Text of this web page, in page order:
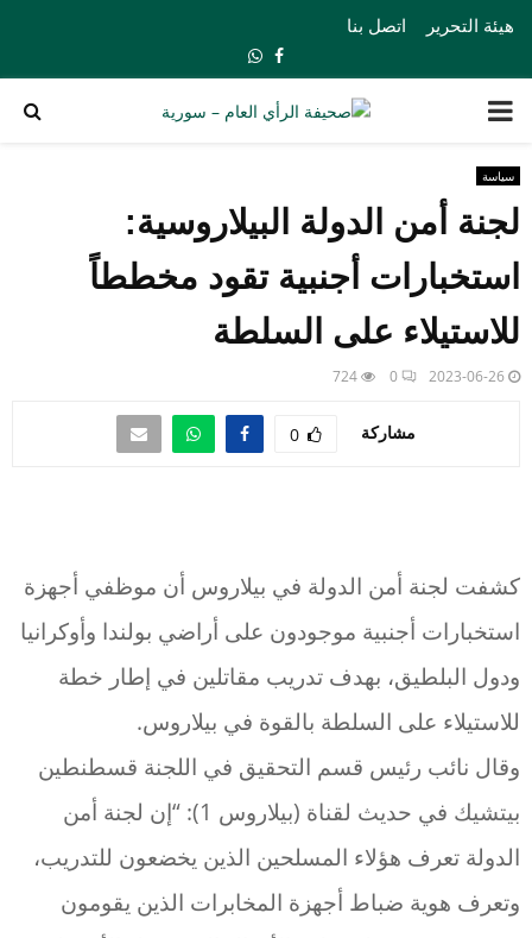
هيئة التحرير اتصل بنا
Facebook
Whatsapp
PRIMARY
MENU
سياسة
لجنة أمن الدولة البيلاروسية:
استخبارات أجنبية تقود مخططاً
للاستيلاء على السلطة
2023-06-26
0
724
مشاركة 0
كشفت لجنة أمن الدولة في بيلاروس أن موظفي أجهزة
استخبارات أجنبية موجودون على أراضي بولندا وأوكرانيا
ودول البلطيق، بهدف تدريب مقاتلين في إطار خطة
للاستيلاء على السلطة بالقوة في بيلاروس.
وقال نائب رئيس قسم التحقيق في اللجنة قسطنطين
بيتشيك في حديث لقناة (بيلاروس 1): “إن لجنة أمن
الدولة تعرف هؤلاء المسلحين الذين يخضعون للتدريب،
وتعرف هوية ضباط أجهزة المخابرات الذين يقومون